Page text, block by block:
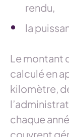
rendu,
la
Le montant
calculé en
kilomètre,
chaque
couvrent